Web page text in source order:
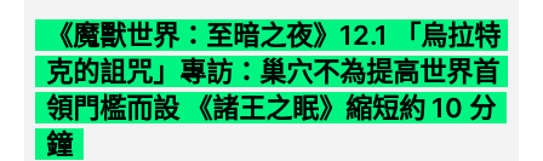
《魔獸世界：至暗之夜》12.1 「烏拉特
克的詛咒」專訪：巢穴不為提高世界首
領門檻而設 《諸王之眠》縮短約 10 分
鐘